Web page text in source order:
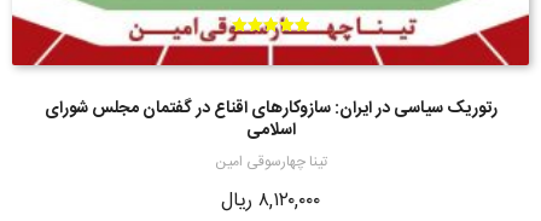
رتوریک سیاسی در ایران: سازوکارهای اقناع در گفتمان مجلس شورای
اسلامی
تینا چهارسوقی امین
امتیاز
۸,۱۲۰,۰۰۰ ریال